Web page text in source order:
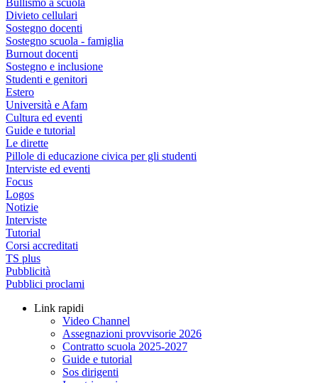
Bullismo a scuola
Divieto cellulari
Sostegno docenti
Sostegno scuola - famiglia
Burnout docenti
Sostegno e inclusione
Studenti e genitori
Estero
Università e Afam
Cultura ed eventi
Guide e tutorial
Le dirette
Pillole di educazione civica per gli studenti
Interviste ed eventi
Focus
Logos
Notizie
Interviste
Tutorial
Corsi accreditati
TS plus
Pubblicità
Pubblici proclami
Link rapidi
Video Channel
Assegnazioni provvisorie 2026
Contratto scuola 2025-2027
Guide e tutorial
Sos dirigenti